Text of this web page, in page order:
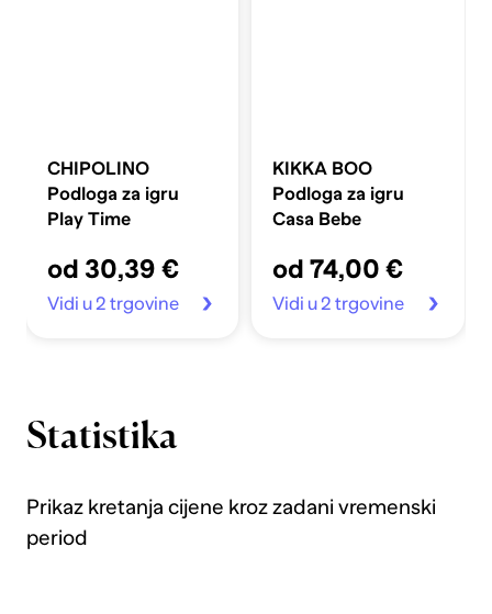
CHIPOLINO
Podloga za igru
Play Time
od 30,39 €
Vidi u 2 trgovine
KIKKA BOO
Podloga za igru
Casa Bebe
od 74,00 €
Vidi u 2 trgovine
Statistika
Prikaz kretanja cijene kroz zadani vremenski
period